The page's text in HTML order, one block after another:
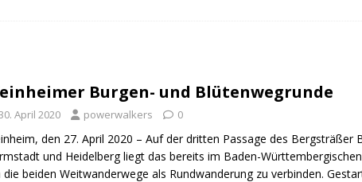
Burgen- und Blütenwegrunde
April 2020 powerwalkers 0
den 27. April 2020 – Auf der dritten Passage des Bergsträßer
und Heidelberg liegt das bereits im Baden-
die beiden Weitwanderwege als Rundwanderung zu verbinden.